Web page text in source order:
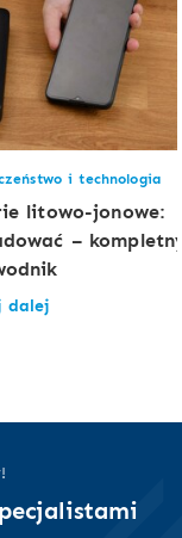
i technologia
litowo-jonowe:
–
dalej